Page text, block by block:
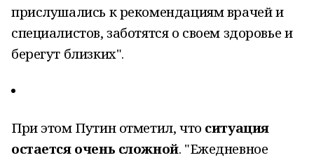
прислушались к рекомендациям врачей и
специалистов, заботятся о своем здоровье и
берегут близких".
При этом Путин отметил, что ситуация
остается очень сложной. "Ежедневное